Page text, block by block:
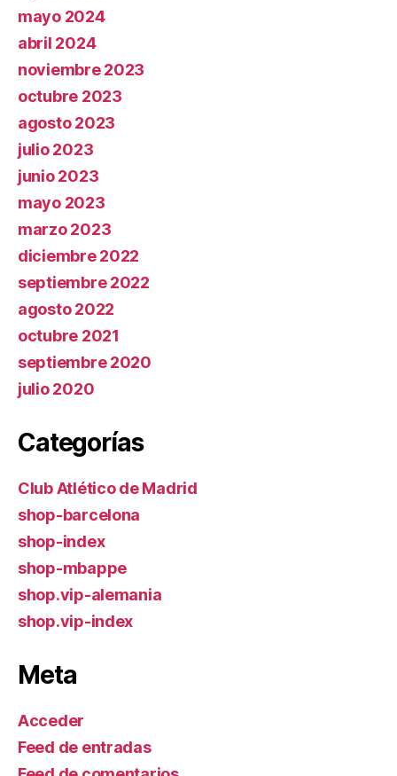
mayo 2024
abril 2024
noviembre 2023
octubre 2023
agosto 2023
julio 2023
junio 2023
mayo 2023
marzo 2023
diciembre 2022
septiembre 2022
agosto 2022
octubre 2021
septiembre 2020
julio 2020
Categorías
Club Atlético de Madrid
shop-barcelona
shop-index
shop-mbappe
shop.vip-alemania
shop.vip-index
Meta
Acceder
Feed de entradas